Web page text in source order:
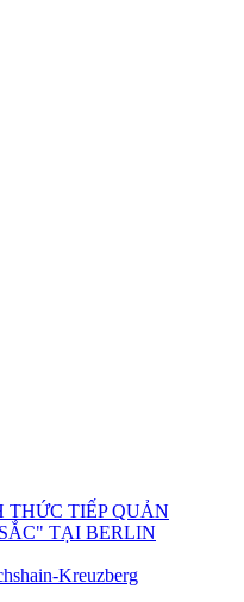
TIẾP QUẢN
TẠI BERLIN
Kreuzberg